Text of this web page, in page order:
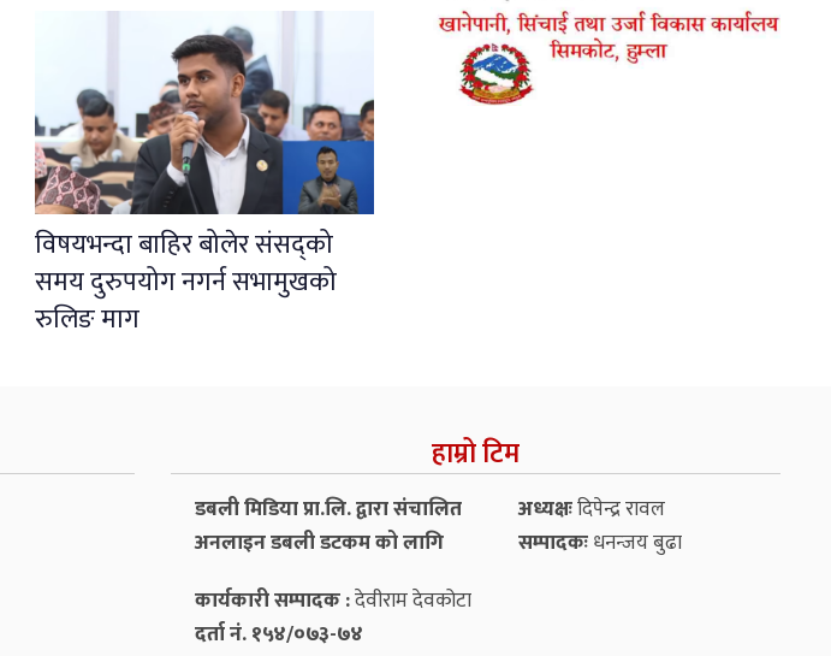
विषयभन्दा बाहिर बोलेर संसद्को
समय दुरुपयोग नगर्न सभामुखको
रुलिङ माग
हाम्रो टिम
डबली मिडिया प्रा.लि. द्वारा संचालित
अनलाइन डबली डटकम को लागि
अध्यक्षःदिपेन्द्र रावल
सम्पादकःधनन्‍जय बुढा
कार्यकारी सम्पादक :देवीराम देवकोटा
दर्ता नं. १५४/०७३-७४